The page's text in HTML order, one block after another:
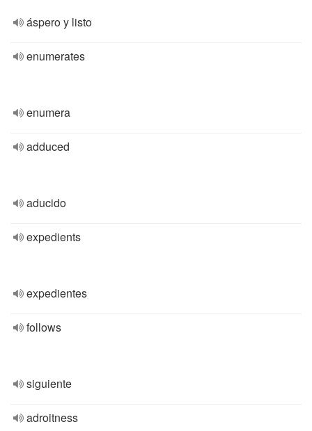
áspero y listo
enumerates
enumera
adduced
aducido
expedients
expedientes
follows
siguiente
adroitness